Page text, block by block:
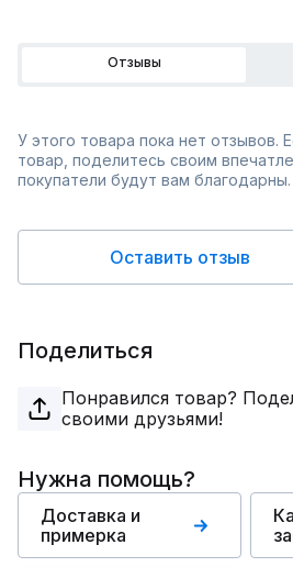
Отзывы
У этого товара пока нет отзывов.
товар, поделитесь своим
покупатели будут вам благодарны.
Оставить отзыв
Поделиться
Понравился товар?
своими друзьями!
Нужна помощь?
Доставка и
примерка